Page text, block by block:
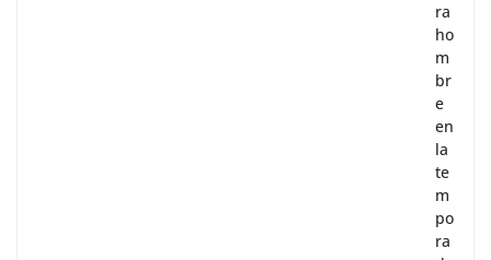
ra
ho
m
br
e
en
la
te
m
po
ra